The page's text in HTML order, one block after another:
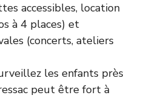
accessibles, location
à 4 places) et
(concerts, ateliers
les enfants près
peut être fort à